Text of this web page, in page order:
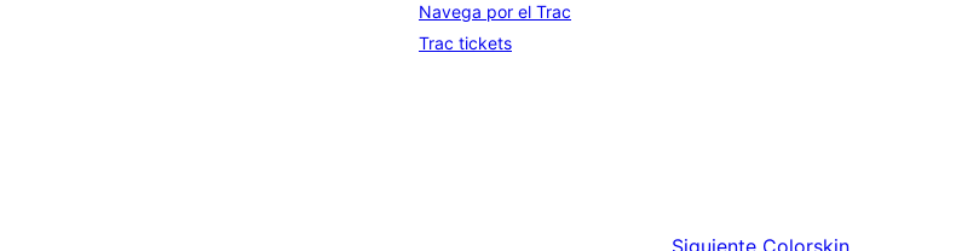
Navega por el Trac
Trac tickets